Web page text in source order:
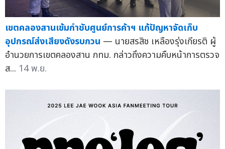
เขตคลองสานเข้มกำชับศูนย์การค้าฯ แก้ปัญหาจัดเก็บ
อุปกรณ์ส่งเสียงดังรบกวน — นายสรสิช เหลืองรุ่งเกียรติ ผู้
อำนวยการเขตคลองสาน กทม. กล่าวถึงความคืบหน้าการตรวจ
ส... 14 พ.ย.